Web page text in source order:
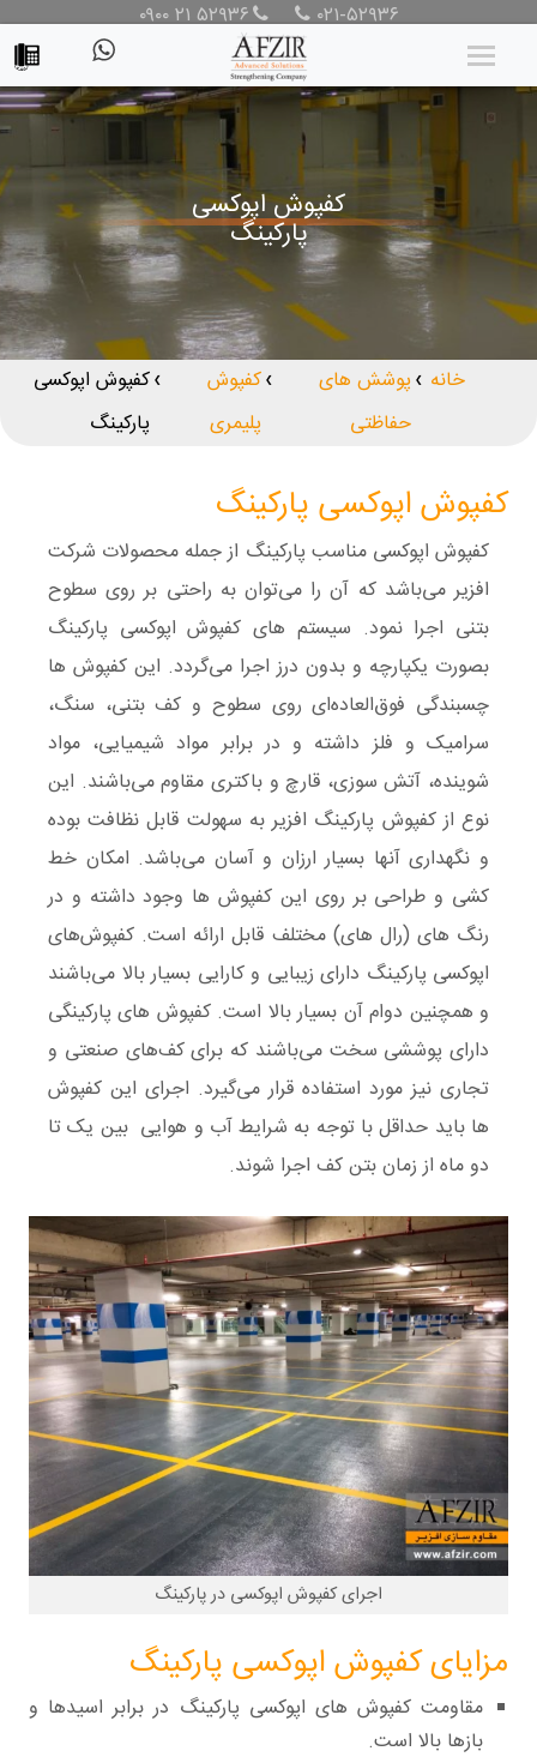
۰۲۱-۵۲۹۳۶ ۰۹۰۰ ۲۱ ۵۲۹۳۶
کفپوش اپوکسی
پارکینگ
خانه ❯ پوشش های
حفاظتی
❯ کفپوش
پلیمری
❯ کفپوش اپوکسی
پارکینگ
کفپوش اپوکسی پارکینگ
کفپوش اپوکسی مناسب پارکینگ از جمله محصولات شرکت
افزیر می‌باشد که آن را می‌توان به راحتی بر روی سطوح
بتنی اجرا نمود. سیستم های کفپوش اپوکسی پارکینگ
بصورت یکپارچه و بدون درز اجرا می‌گردد. این کفپوش ها
چسبندگی فوق‌العاده‌ای روی سطوح و کف بتنی، سنگ،
سرامیک و فلز داشته و در برابر مواد شیمیایی، مواد
شوینده، آتش سوزی، قارچ و باکتری مقاوم می‌باشند. این
نوع از کفپوش پارکینگ افزیر به سهولت قابل نظافت بوده
و نگهداری آنها بسیار ارزان و آسان می‌باشد. امکان خط
کشی و طراحی بر روی این کفپوش ها وجود داشته و در
رنگ های (رال های) مختلف قابل ارائه است. کفپوش‌های
اپوکسی پارکینگ دارای زیبایی و کارایی بسیار بالا می‌باشند
و همچنین دوام آن بسیار بالا است. کفپوش های پارکینگی
دارای پوششی سخت می‌باشند که برای کف‌های صنعتی و
تجاری نیز مورد استفاده قرار می‌گیرد. اجرای این کفپوش
ها باید حداقل با توجه به شرایط آب و هوایی بین یک تا
دو ماه از زمان بتن کف اجرا شوند.
اجرای کفپوش اپوکسی در پارکینگ
مزایای کفپوش اپوکسی پارکینگ
مقاومت کفپوش های اپوکسی پارکینگ در برابر اسیدها و
بازها بالا است.